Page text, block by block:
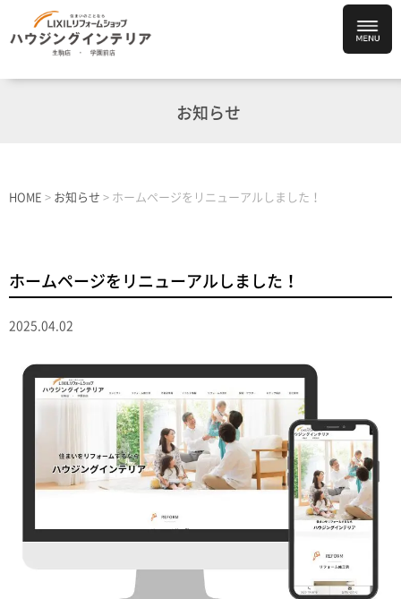
お知らせ
HOME > お知らせ > ホームページをリニューアルしました！
ホームページをリニューアルしました！
2025.04.02